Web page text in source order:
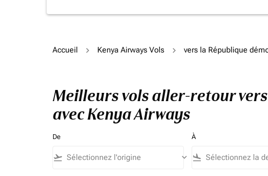
Accueil Kenya Airways Vols vers la République
Meilleurs vols aller-retour
avec Kenya Airways
De
flight_takeoff keyboard_arrow_down
À
flight_land